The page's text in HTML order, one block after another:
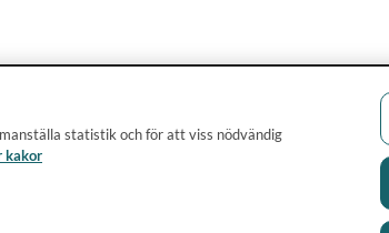
statistik och för att viss nödvändig
kakor